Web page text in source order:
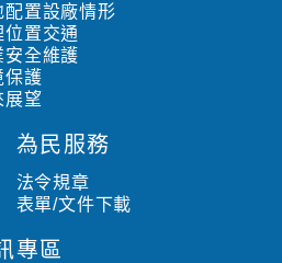
配置設廠情形
位置交通
安全維護
保護
展望
為民服務
法令規章
表單/文件下載
專區